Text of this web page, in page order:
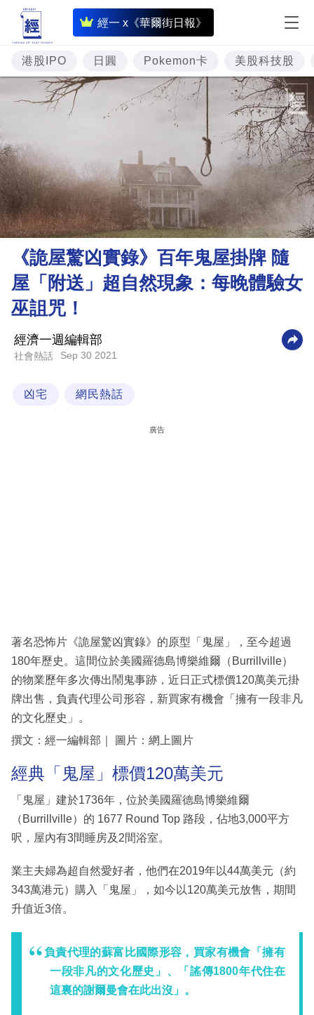
經一 x《華爾街日報》
即
時
財
經
資
樓
市
理
財
商
科
技
場
港股IPO 日圓 Pokemon卡 美股科技股
《詭屋驚凶實錄》百年鬼屋掛牌 隨
屋「附送」超自然現象：每晚體驗女
巫詛咒！
經濟一週編輯部
社會熱話 Sep 30 2021
凶宅 網民熱話
廣告
著名恐怖片《詭屋驚凶實錄》的原型「鬼屋」，至今超過
180年歷史。這間位於美國羅德島博樂維爾（Burrillville）
的物業歷年多次傳出鬧鬼事跡，近日正式標價120萬美元掛
牌出售，負責代理公司形容，新買家有機會「擁有一段非凡
的文化歷史」。
撰文：經一編輯部｜ 圖片：網上圖片
經典「鬼屋」標價120萬美元
「鬼屋」建於1736年，位於美國羅德島博樂維爾
（Burrillville）的 1677 Round Top 路段，佔地3,000平方
呎，屋內有3間睡房及2間浴室。
業主夫婦為超自然愛好者，他們在2019年以44萬美元（約
343萬港元）購入「鬼屋」，如今以120萬美元放售，期間
升值近3倍。
負責代理的蘇富比國際形容，買家有機會「擁有
一段非凡的文化歷史」、「謠傳1800年代住在
這裏的謝爾曼會在此出沒」。